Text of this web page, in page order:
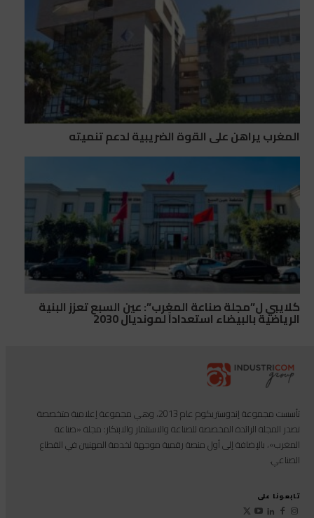
المغرب يراهن على القوة الضريبية لدعم تنميته
كلايبي ل”مجلة صناعة المغرب”: عين السبع تعزز البنية
الرياضية بالبيضاء استعداداً لمونديال 2030
تأسست مجموعة إندوستريكوم عام 2013، وهي مجموعة إعلامية متخصصة
تصدر المجلة الرائدة المخصصة للصناعة والاستثمار والابتكار: مجلة «صناعة
المغرب»، بالإضافة إلى أول منصة رقمية موجهة لخدمة المهنيين في القطاع
الصناعي.
تابعونا على